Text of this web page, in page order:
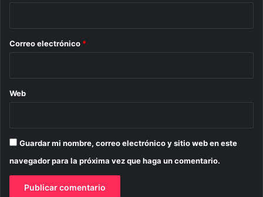
*
Correo electrónico *
Web
Guardar mi nombre, correo electrónico y sitio web en este
navegador para la próxima vez que haga un comentario.